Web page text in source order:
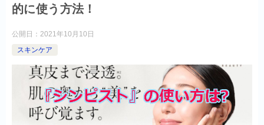
的に使う方法！
公開日： 2021年10月10日
スキンケア